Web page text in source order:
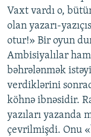
Vaxt vardı o,
olan yazarı-
otur!» Bir oyun
Ambisiyalılar
bəhrələnmək
verdiklərini
köhnə ibnəsidir.
yazıları yazanda
çevrilmişdi. Onu